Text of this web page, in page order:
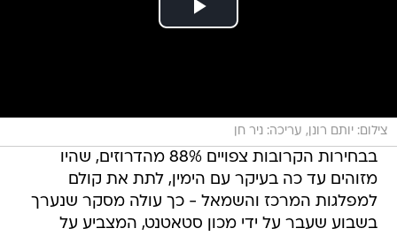
צילום: יותם רונן, עריכה: ניר חן
בבחירות הקרובות צפויים 88% מהדרוזים, שהיו
מזוהים עד כה בעיקר עם הימין, לתת את קולם
למפלגות המרכז והשמאל - כך עולה מסקר שנערך
בשבוע שעבר על ידי מכון סטאטנט, המצביע על